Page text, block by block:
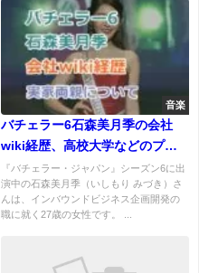
音楽
バチェラー6石森美月季の会社
wiki経歴、高校大学などのプロ
フ！実家両親が金持ち？
『バチェラー・ジャパン』シーズン6に出
演中の石森美月季（いしもり みづき）さ
んは、インバウンドビジネス企画開発の
職に就く27歳の女性です。 ...